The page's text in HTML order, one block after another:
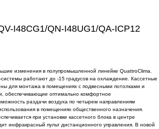
I48CG1/QN-I48UG1/QA-ICP12
изменения в полупромышленной линейке QuattroClima.
системы работают до -15 градусов на охлаждение. Кассетные
для монтажа в помещениях с подвесными потолками и
обеспечивающие оптимально комфортное
раздачи воздуха по четырем направлениям
в помещениях общественного назначения.
при установке кассетного блока в центре
инфракрасный пульт дистанционного управления. В новой